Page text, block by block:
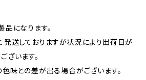
になります。
発送しておりますが状況により出荷日が
ざいます。
色味との差が出る場合がございます。